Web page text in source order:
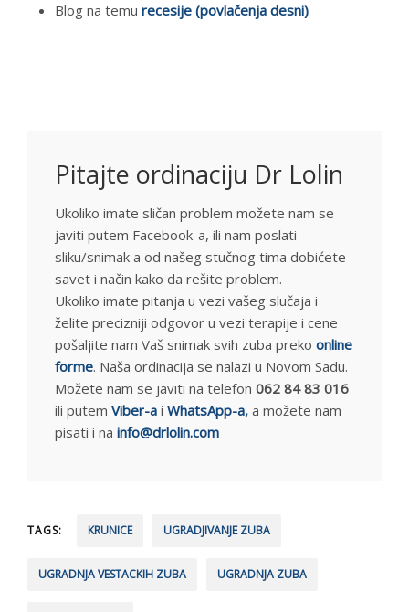
Blog na temu recesije (povlačenja desni)
Pitajte ordinaciju Dr Lolin
Ukoliko imate sličan problem možete nam se
javiti putem Facebook-a, ili nam poslati
sliku/snimak a od našeg stučnog tima dobićete
savet i način kako da rešite problem.
Ukoliko imate pitanja u vezi vašeg slučaja i
želite precizniji odgovor u vezi terapije i cene
pošaljite nam Vaš snimak svih zuba preko online
forme. Naša ordinacija se nalazi u Novom Sadu.
Možete nam se javiti na telefon 062 84 83 016
ili putem Viber-a i WhatsApp-a, a možete nam
pisati i na info@drlolin.com
TAGS: KRUNICE UGRADJIVANJE ZUBA
UGRADNJA VESTACKIH ZUBA UGRADNJA ZUBA